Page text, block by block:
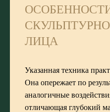
ЛИЦА
Указанная техника
Она опережает по
аналогичные
отличающая глубокий